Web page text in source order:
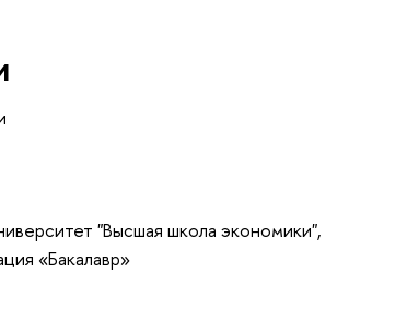
"Высшая школа экономики",
«Бакалавр»